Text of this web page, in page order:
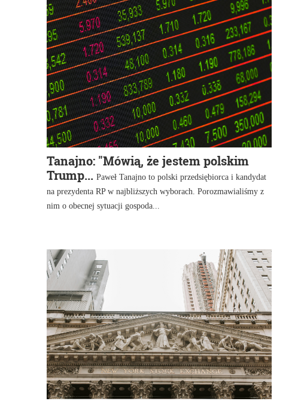
Tanajno: "Mówią, że jestem polskim
Trump... Paweł Tanajno to polski przedsiębiorca i kandydat
na prezydenta RP w najbliższych wyborach. Porozmawialiśmy z
nim o obecnej sytuacji gospoda...